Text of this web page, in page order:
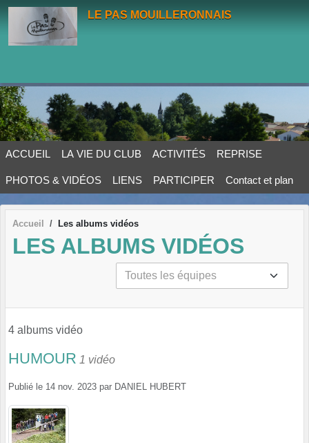
LE PAS MOUILLERONNAIS
ACCUEIL LA VIE DU CLUB ACTIVITÉS REPRISE
PHOTOS & VIDÉOS LIENS PARTICIPER Contact et plan
Accueil Les albums vidéos
LES ALBUMS VIDÉOS
4 albums vidéo
HUMOUR 1 vidéo
Publié le 14 nov. 2023 par DANIEL HUBERT
Panneau de gestion des cookies